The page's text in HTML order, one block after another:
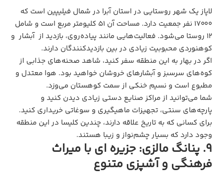
لاپاز یک شهر روستایی در استان آبرا در شمال فیلیپین است که
۱۷۰۰۰ نفر جمعیت دارد. مساحت آن ۵۱ کلیومتر مربع است و شامل
۱۲ روستا می‌شود. فعالیت‌هایی مانند پیاده‌روی، بازدید از آبشار و
کوهنوردی محبوبیت زیادی در بین بازدیدکنندگان دارند.
اگر در بهار به این منطقه سفر کنید، شاهد صحنه‌های جذابی از
کوه‌های سرسبز و آبشارهای خروشان خواهید بود. هوا معتدل و
مطبوع است و نسیم خنکی از سمت کوهستان می‌وزد.
شما می‌توانید از مراکز صنایع دستی زیادی دیدن کنید و
پارچه‌های سنتی، تجهیزات ماهیگیری و سوغاتی خریداری کنید.
برای کسانی که به تاریخ علاقه دارند، چندین کلیسا در این منطقه
وجود دارد که بسیار چشم‌نواز و زیبا هستند.
9. پنانگ مالزی: جزیره‌ ای با میراث
فرهنگی و آشپزی متنوع